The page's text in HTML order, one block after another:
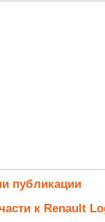
публикации
к Renault